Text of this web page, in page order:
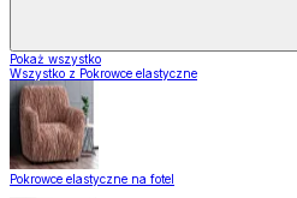
Pokaż wszystko
Wszystko z Pokrowce elastyczne
Pokrowce elastyczne na fotel